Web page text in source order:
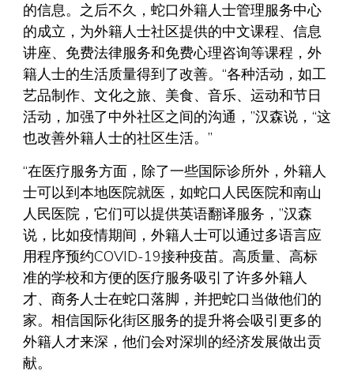
的信息。之后不久，蛇口外籍人士管理服务中心
的成立，为外籍人士社区提供的中文课程、信息
讲座、免费法律服务和免费心理咨询等课程，外
籍人士的生活质量得到了改善。“各种活动，如工
艺品制作、文化之旅、美食、音乐、运动和节日
活动，加强了中外社区之间的沟通，”汉森说，“这
也改善外籍人士的社区生活。”
“在医疗服务方面，除了一些国际诊所外，外籍人
士可以到本地医院就医，如蛇口人民医院和南山
人民医院，它们可以提供英语翻译服务，”汉森
说，比如疫情期间，外籍人士可以通过多语言应
用程序预约COVID-19接种疫苗。高质量、高标
准的学校和方便的医疗服务吸引了许多外籍人
才、商务人士在蛇口落脚，并把蛇口当做他们的
家。相信国际化街区服务的提升将会吸引更多的
外籍人才来深，他们会对深圳的经济发展做出贡
献。